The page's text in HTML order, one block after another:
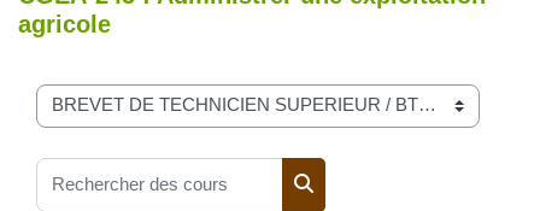
agricole
Catégories de cours
Rechercher des cours